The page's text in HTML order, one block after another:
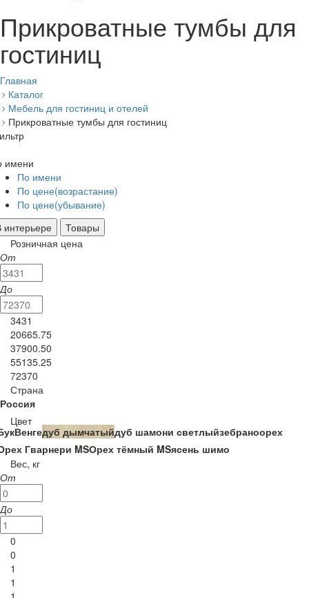
Прикроватные тумбы для
гостиниц
Главная
Каталог
Мебель для гостиниц и отелей
Прикроватные тумбы для гостиниц
имени
По имени
По цене(возрастание)
По цене(убывание)
интерьере
Товары
Розничная цена
От
До
3431
20665.75
37900.50
55135.25
72370
Страна
Россия
Цвет
Венгедуб дымчатыйдуб шамони светлыйзебраноорех
Гварнери MSОрех тёмный MSясень шимо
Вес, кг
От
До
0
0
1
1